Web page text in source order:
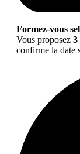
Formez-vous
Vous proposez 3
confirme la date